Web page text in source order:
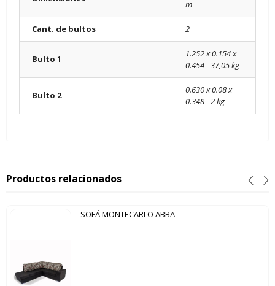
m
Cant. de bultos 2
Bulto 1
1.252 x 0.154 x
0.454 - 37,05 kg
Bulto 2
0.630 x 0.08 x
0.348 - 2 kg
Productos relacionados
SOFÁ MONTECARLO ABBA